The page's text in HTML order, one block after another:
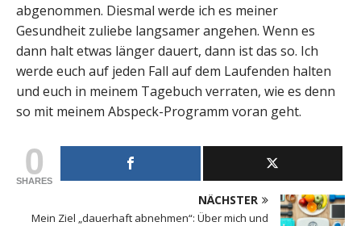
abgenommen. Diesmal werde ich es meiner
Gesundheit zuliebe langsamer angehen. Wenn es
dann halt etwas länger dauert, dann ist das so. Ich
werde euch auf jeden Fall auf dem Laufenden halten
und euch in meinem Tagebuch verraten, wie es denn
so mit meinem Abspeck-Programm voran geht.
0
SHARES
NÄCHSTER
Mein Ziel „dauerhaft abnehmen“: Über mich und